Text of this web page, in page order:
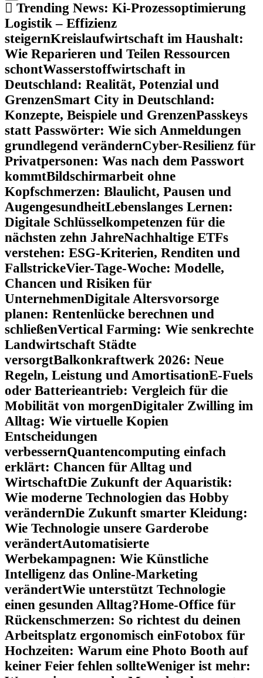
Trending News: Ki-Prozessoptimierung
Logistik – Effizienz
steigernKreislaufwirtschaft im Haushalt:
Wie Reparieren und Teilen Ressourcen
schontWasserstoffwirtschaft in
Deutschland: Realität, Potenzial und
GrenzenSmart City in Deutschland:
Konzepte, Beispiele und GrenzenPasskeys
statt Passwörter: Wie sich Anmeldungen
grundlegend verändernCyber-Resilienz für
Privatpersonen: Was nach dem Passwort
kommtBildschirmarbeit ohne
Kopfschmerzen: Blaulicht, Pausen und
AugengesundheitLebenslanges Lernen:
Digitale Schlüsselkompetenzen für die
nächsten zehn JahreNachhaltige ETFs
verstehen: ESG-Kriterien, Renditen und
FallstrickeVier-Tage-Woche: Modelle,
Chancen und Risiken für
UnternehmenDigitale Altersvorsorge
planen: Rentenlücke berechnen und
schließenVertical Farming: Wie senkrechte
Landwirtschaft Städte
versorgtBalkonkraftwerk 2026: Neue
Regeln, Leistung und AmortisationE-Fuels
oder Batterieantrieb: Vergleich für die
Mobilität von morgenDigitaler Zwilling im
Alltag: Wie virtuelle Kopien
Entscheidungen
verbessernQuantencomputing einfach
erklärt: Chancen für Alltag und
WirtschaftDie Zukunft der Aquaristik:
Wie moderne Technologien das Hobby
verändernDie Zukunft smarter Kleidung:
Wie Technologie unsere Garderobe
verändertAutomatisierte
Werbekampagnen: Wie Künstliche
Intelligenz das Online-Marketing
verändertWie unterstützt Technologie
einen gesunden Alltag?Home-Office für
Rückenschmerzen: So richtest du deinen
Arbeitsplatz ergonomisch einFotobox für
Hochzeiten: Warum eine Photo Booth auf
keiner Feier fehlen sollteWeniger ist mehr: